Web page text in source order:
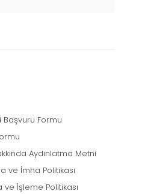
Başvuru Formu
Aydınlatma Metni
ve İmha Politikası
ve İşleme Politikası